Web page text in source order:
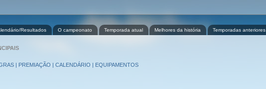
Resultados O campeonato Temporada atual Melhores da história Temporadas anteriores
| PREMIAÇÃO | CALENDÁRIO | EQUIPAMENTOS